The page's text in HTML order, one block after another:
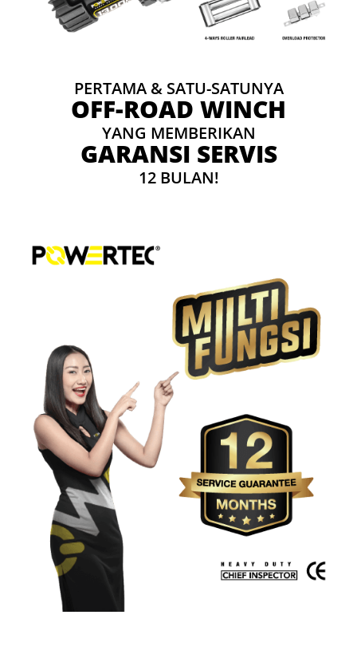
PERTAMA & SATU-SATUNYA
OFF-ROAD WINCH
YANG MEMBERIKAN
GARANSI SERVIS
12 BULAN!